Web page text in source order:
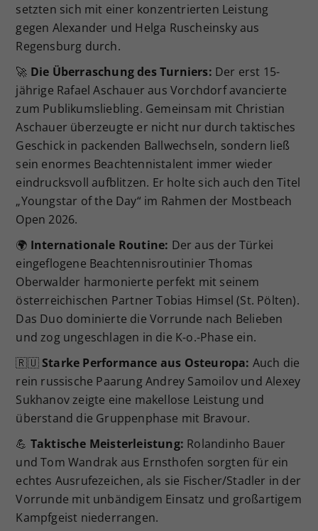
setzten sich mit einer konzentrierten Leistung
gegen Alexander und Helga Ruscheinsky aus
Regensburg durch.
🚀 Die Überraschung des Turniers: Der erst 15-
jährige Rafael Aschauer aus Vorchdorf avancierte
zum Publikumsliebling. Gemeinsam mit Christian
Aschauer überzeugte er nicht nur durch taktisches
Geschick in packenden Ballwechseln, sondern ließ
sein enormes Beachtennistalent immer wieder
eindrucksvoll aufblitzen. Er holte sich auch den Titel
„Youngstar of the Day“ im Rahmen der Mostbeach
Open 2026.
🌍 Internationale Routine: Der aus der Türkei
eingeflogene Beachtennisroutinier Thomas
Oberwalder harmonierte perfekt mit seinem
österreichischen Partner Tobias Himsel (St. Pölten).
Das Duo dominierte die Vorrunde nach Belieben
und zog ungeschlagen in die K-o.-Phase ein.
🇷🇺Starke Performance aus Osteuropa: Auch die
rein russische Paarung Andrey Samoilov und Alexey
Sukhanov zeigte eine makellose Leistung und
überstand die Gruppenphase mit Bravour.
💪 Taktische Meisterleistung: Rolandinho Bauer
und Tom Wandrak aus Ernsthofen sorgten für ein
echtes Ausrufezeichen, als sie Fischer/Stadler in der
Vorrunde mit unbändigem Einsatz und großartigem
Kampfgeist niederrangen.